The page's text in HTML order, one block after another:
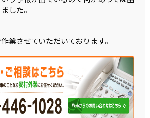
した。
業させていただいております。